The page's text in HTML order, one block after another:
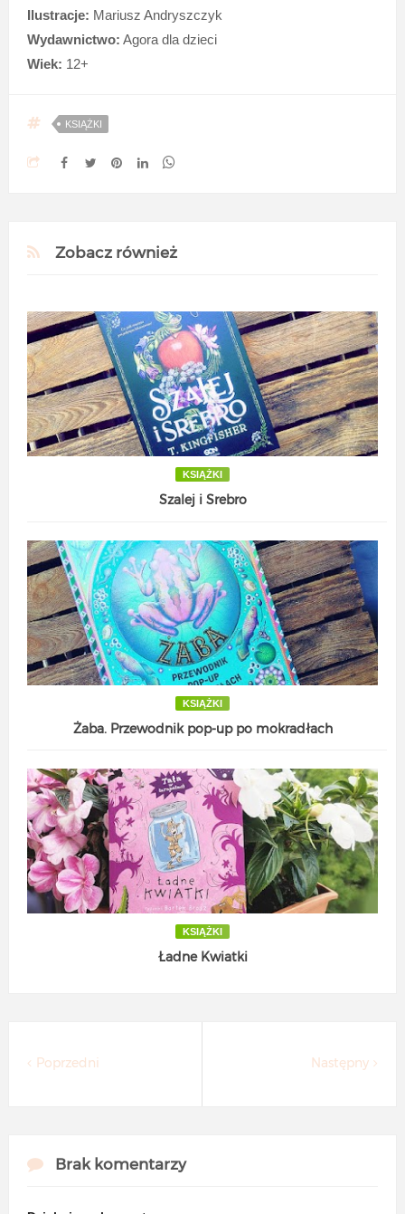
Ilustracje: Mariusz Andryszczyk
Wydawnictwo: Agora dla dzieci
Wiek: 12+
KSIĄŻKI
Zobacz również
KSIĄŻKI
Szalej i Srebro
KSIĄŻKI
Żaba. Przewodnik pop-up po mokradłach
KSIĄŻKI
Ładne Kwiatki
Następny
Poprzedni
Brak komentarzy